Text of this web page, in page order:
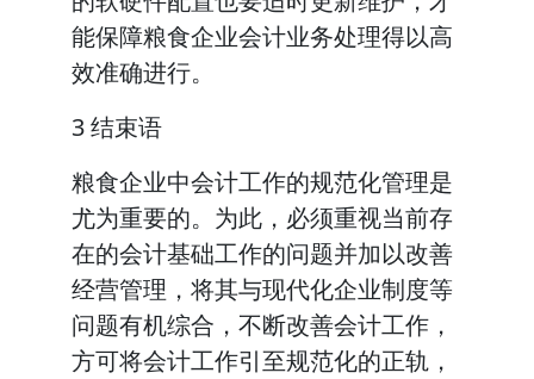
能保障粮食企业会计业务处理得以高
效准确进行。
3 结束语
粮食企业中会计工作的规范化管理是
尤为重要的。为此，必须重视当前存
在的会计基础工作的问题并加以改善
经营管理，将其与现代化企业制度等
问题有机综合，不断改善会计工作，
方可将会计工作引至规范化的正轨，